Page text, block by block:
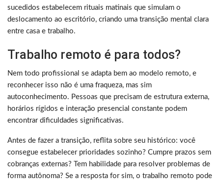
sucedidos estabelecem rituais matinais que simulam o
deslocamento ao escritório, criando uma transição mental clara
entre casa e trabalho.
Trabalho remoto é para todos?
Nem todo profissional se adapta bem ao modelo remoto, e
reconhecer isso não é uma fraqueza, mas sim
autoconhecimento. Pessoas que precisam de estrutura externa,
horários rígidos e interação presencial constante podem
encontrar dificuldades significativas.
Antes de fazer a transição, reflita sobre seu histórico: você
consegue estabelecer prioridades sozinho? Cumpre prazos sem
cobranças externas? Tem habilidade para resolver problemas de
forma autônoma? Se a resposta for sim, o trabalho remoto pode